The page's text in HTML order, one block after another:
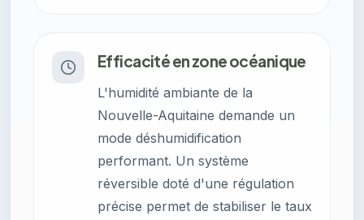
Efficacité en zone océanique
L'humidité ambiante de la
Nouvelle-Aquitaine demande un
mode déshumidification
performant. Un système
réversible doté d'une régulation
précise permet de stabiliser le taux